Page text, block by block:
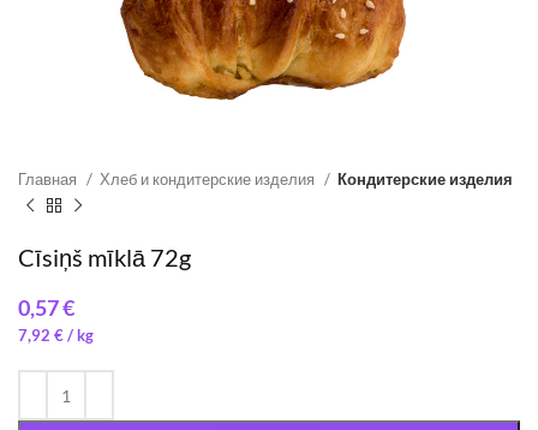
Главная Хлеб и кондитерские изделия Кондитерские изделия
Cīsiņš mīklā 72g
€
7,92 €/